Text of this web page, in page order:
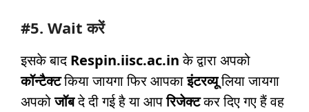
#5. Wait करें
इसके बादRespin.iisc.ac.inके द्वारा अपको
कॉन्टैक्टकिया जायगा फिर आपकाइंटरव्यूलिया जायगा
अपकोजॉबदे दी गई है या आपरिजेक्टकर दिए गए हैं वह